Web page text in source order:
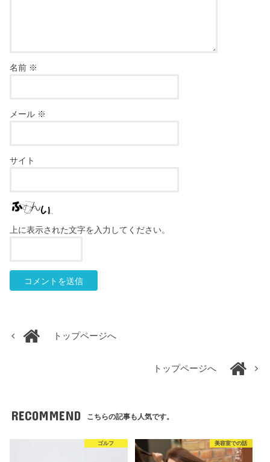
名前 ※
メール ※
サイト
上に表示された文字を入力してください。
トップページへ
トップページへ
RECOMMEND こちらの記事も人気です。
ゴルフ 美容室での話